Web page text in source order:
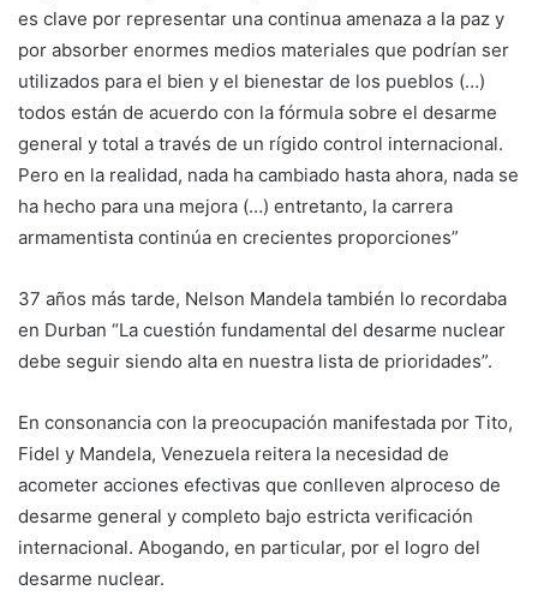
es clave por representar una continua amenaza a la paz y
por absorber enormes medios materiales que podrían ser
utilizados para el bien y el bienestar de los pueblos (…)
todos están de acuerdo con la fórmula sobre el desarme
general y total a través de un rígido control internacional.
Pero en la realidad, nada ha cambiado hasta ahora, nada se
ha hecho para una mejora (…) entretanto, la carrera
armamentista continúa en crecientes proporciones”
37 años más tarde, Nelson Mandela también lo recordaba
en Durban “La cuestión fundamental del desarme nuclear
debe seguir siendo alta en nuestra lista de prioridades”.
En consonancia con la preocupación manifestada por Tito,
Fidel y Mandela, Venezuela reitera la necesidad de
acometer acciones efectivas que conlleven alproceso de
desarme general y completo bajo estricta verificación
internacional. Abogando, en particular, por el logro del
desarme nuclear.